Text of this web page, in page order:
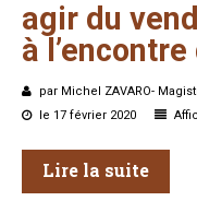
agir du
à l’encontre
par Michel ZAVARO-
le 17 février 2020
Lire la suite